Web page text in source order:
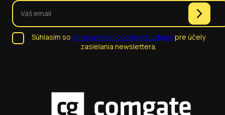
Súhlasím so spracúvaním osobných údajovpre účely
zasielania newslettera.